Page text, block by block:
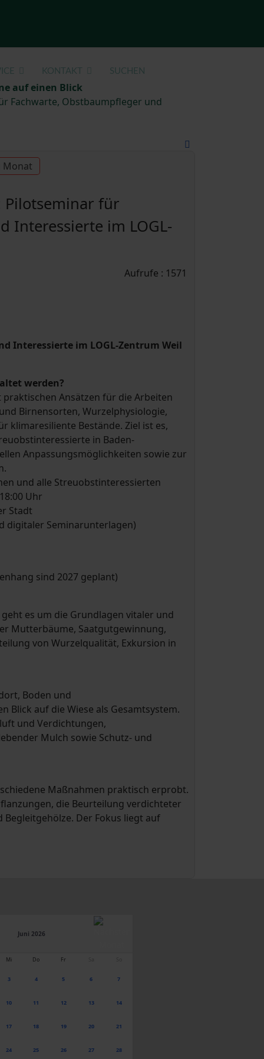
KONTAKT SUCHEN
auf einen Blick
Fachwarte, Obstbaumpfleger und
Monat
Pilotseminar für
Interessierte im LOGL-
Aufrufe : 1571
Interessierte im LOGL-Zentrum Weil
werden?
Ansätzen für die Arbeiten
Birnensorten, Wurzelphysiologie,
klimaresiliente Bestände. Ziel ist es,
in Baden-
Anpassungsmöglichkeiten sowie zur
und alle Streuobstinteressierten
Uhr
Stadt
digitaler Seminarunterlagen)
sind 2027 geplant)
es um die Grundlagen vitaler und
Mutterbäume, Saatgutgewinnung,
von Wurzelqualität, Exkursion in
Boden und
Blick auf die Wiese als Gesamtsystem.
und Verdichtungen,
Mulch sowie Schutz- und
Maßnahmen praktisch erprobt.
die Beurteilung verdichteter
Der Fokus liegt auf
Juni 2026
Mi Do Fr
3 4 5 6 7
10 11 12 13 14
17 18 19 20 21
24 25 26 27 28